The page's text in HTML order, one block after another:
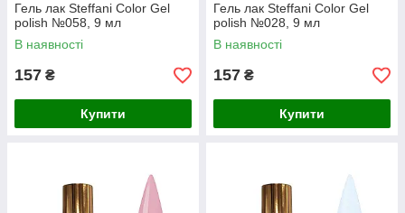
Гель лак Steffani Color Gel
polish №058, 9 мл
В наявності
157 ₴
Купити
Гель лак Steffani Color Gel
polish №028, 9 мл
В наявності
157 ₴
Купити